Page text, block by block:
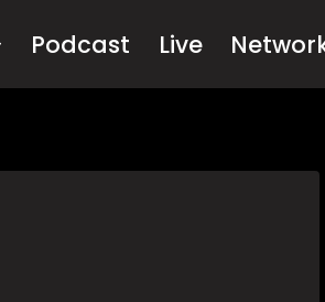
Podcast Live